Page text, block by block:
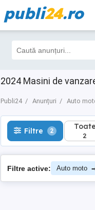
publi24.ro
2024 Masini de
Publi24 Anunțuri Auto
Filtre 2 Toate
2
Filtre 2 Toate
2
Filtre active: Auto moto